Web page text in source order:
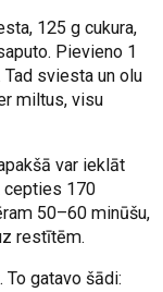
125 g cukura,
Pievieno 1
sviesta un olu
miltus, visu
var ieklāt
cepties 170
50–60 minūšu,
restītēm.
To gatavo šādi: